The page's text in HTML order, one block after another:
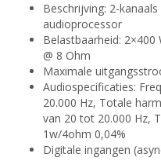
Beschrijving: 2-
audioprocessor
Belastbaarheid: 2×400
@ 8 Ohm
Maximale
Audiospecificaties:
20.000 Hz, Totale
van 20 tot 20.000 Hz,
1w/4ohm 0,04%
Digitale ingangen